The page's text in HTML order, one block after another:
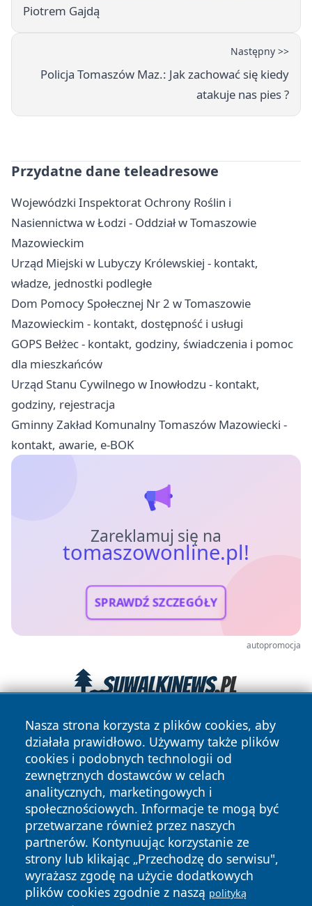
Piotrem Gajdą
Następny >>
Policja Tomaszów Maz.: Jak zachować się kiedy
atakuje nas pies ?
Przydatne dane teleadresowe
Wojewódzki Inspektorat Ochrony Roślin i
Nasiennictwa w Łodzi - Oddział w Tomaszowie
Mazowieckim
Urząd Miejski w Lubyczy Królewskiej - kontakt,
władze, jednostki podległe
Dom Pomocy Społecznej Nr 2 w Tomaszowie
Mazowieckim - kontakt, dostępność i usługi
GOPS Bełżec - kontakt, godziny, świadczenia i pomoc
dla mieszkańców
Urząd Stanu Cywilnego w Inowłodzu - kontakt,
godziny, rejestracja
Gminny Zakład Komunalny Tomaszów Mazowiecki -
kontakt, awarie, e-BOK
Zareklamuj się na
tomaszowonline.pl!
SPRAWDŹ SZCZEGÓŁY
autopromocja
Nasza strona korzysta z plików cookies, aby
działała prawidłowo. Używamy także plików
cookies i podobnych technologii od
zewnętrznych dostawców w celach
analitycznych, marketingowych i
społecznościowych. Informacje te mogą być
przetwarzane również przez naszych
partnerów. Kontynuując korzystanie ze
strony lub klikając „Przechodzę do serwisu",
wyrażasz zgodę na użycie dodatkowych
plików cookies zgodnie z naszą polityką
Copyright © 2026 tomaszowonline.pl Wszystkie prawa
zastrzeżone.
News Autorzy
Polityka
Prywatności
Polityka
Cookies